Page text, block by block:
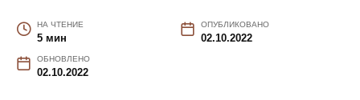
НА ЧТЕНИЕ
5 мин
ОПУБЛИКОВАНО
02.10.2022
ОБНОВЛЕНО
02.10.2022